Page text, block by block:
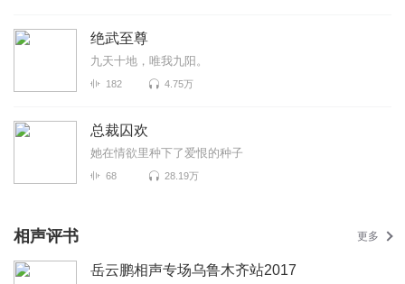
绝武至尊
九天十地，唯我九阳。
182 4.75万
总裁囚欢
她在情欲里种下了爱恨的种子
68 28.19万
相声评书 更多
岳云鹏相声专场乌鲁木齐站2017